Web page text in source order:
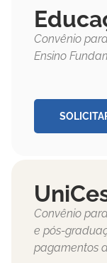
Convênio
Ensino
Convênio
e pós-
pagamentos